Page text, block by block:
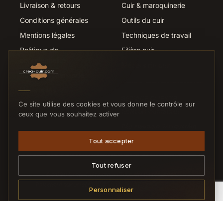
Livraison & retours
Conditions générales
Mentions légales
Politique de
Suivi de commande
Liens utiles
Cuir & maroquinerie
Outils du cuir
Techniques de travail
Filière cuir
© 2026 Crea-Cuir.com — Tous droits réservés.
Ce site utilise des cookies et vous donne le contrôle sur
ceux que vous souhaitez activer
Tout accepter
Tout refuser
Personnaliser